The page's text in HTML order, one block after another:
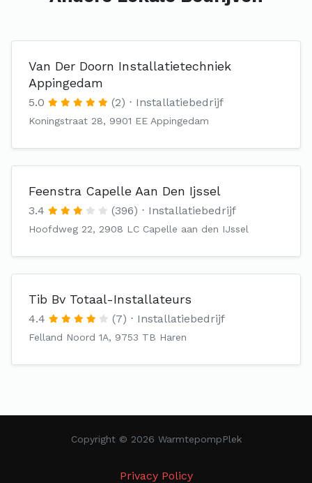
Van Der Doorn Installatietechniek
Appingedam
5.0 (2) Installatiebedrijf
Koningstraat 28, 9901 EE Appingedam
Feenstra Capelle Aan Den Ijssel
3.4 (396) Installatiebedrijf
Hoofdweg 22, 2908 LC Capelle aan den IJssel
Tib Bv Totaal-Installateurs
4.4 (7) Installatiebedrijf
Felland Noord 1A, 9753 TB Haren
Copyright © 2026 WarmtepompPlek
Privacy Policy